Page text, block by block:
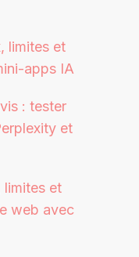
limites et
apps IA
: tester
et
limites et
web avec